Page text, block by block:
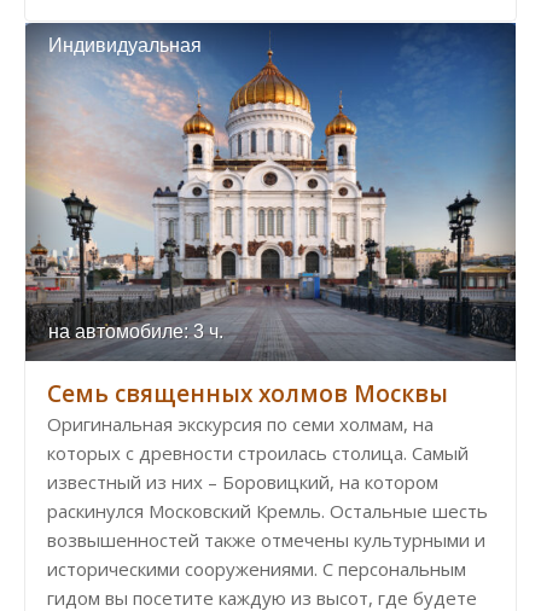
Индивидуальная
на автомобиле: 3 ч.
Семь священных холмов Москвы
Оригинальная экскурсия по семи холмам, на
которых с древности строилась столица. Самый
известный из них – Боровицкий, на котором
раскинулся Московский Кремль. Остальные шесть
возвышенностей также отмечены культурными и
историческими сооружениями. С персональным
гидом вы посетите каждую из высот, где будете